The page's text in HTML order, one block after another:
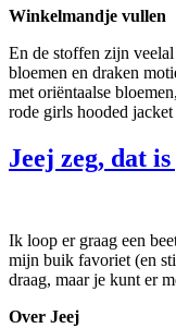
Winkelmandje vullen
En de stoffen zijn
bloemen en draken
met oriëntaalse
rode girls hooded
Jeej zeg, dat
Ik loop er graag een
mijn buik favoriet (en
draag, maar je kunt er
Over Jeej